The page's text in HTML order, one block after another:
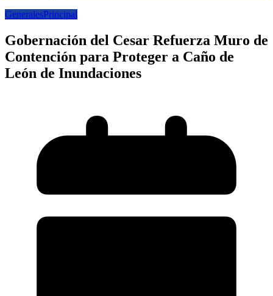
GeneralesPrincipal
Gobernación del Cesar Refuerza Muro de
Contención para Proteger a Caño de
León de Inundaciones